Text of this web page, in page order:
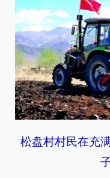
松盘村村民在充